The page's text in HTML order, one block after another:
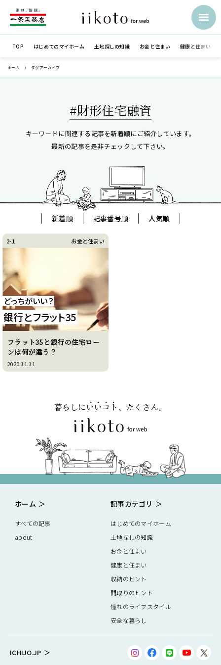
TOP はじめての マイホーム 土地探しの知識 お金と住まい 健康と住まい
ホーム タグアーカイブ
#財形住宅融資
キーワードに関連する記事を新着順にご紹介しています。
最新の記事を是非チェックして下さい。
新着順 記事番号順 人気順
2-1 お金と住まい
どっちがいい？
銀行とフラット35
フラット35と銀行の住宅ロー
ンは何が違う？
2020.11.11
暮らしにいいコト、たくさん。
ホーム
すべての記事
about
記事カテゴリ
はじめてのマイホーム
土地探しの知識
お金と住まい
健康と住まい
収納のヒント
間取りのヒント
憧れのライフスタイル
安全な暮らし
ICHIJO.JP